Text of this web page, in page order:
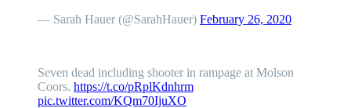
— Sarah Hauer (@SarahHauer) February 26, 2020
Seven dead including shooter in rampage at Molson
Coors. https://t.co/pRplKdnhrm
pic.twitter.com/KQm70IjuXO